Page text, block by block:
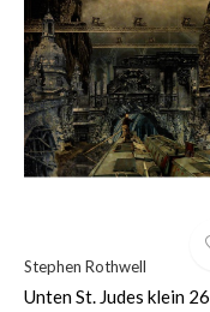
Stephen Rothwell
Unten St. Judes klein 26